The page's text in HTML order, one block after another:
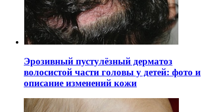
Эрозивный пустулёзный дерматоз
волосистой части головы у детей: фото и
описание изменений кожи